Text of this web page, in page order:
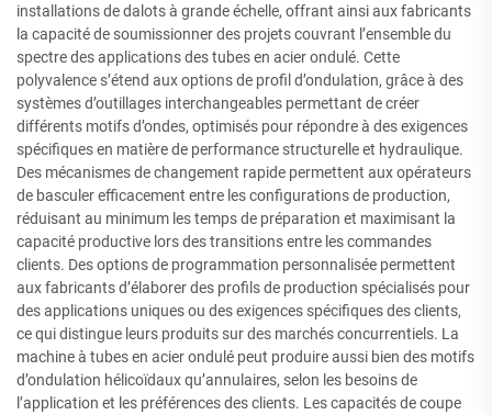
installations de dalots à grande échelle, offrant ainsi aux fabricants
la capacité de soumissionner des projets couvrant l’ensemble du
spectre des applications des tubes en acier ondulé. Cette
polyvalence s’étend aux options de profil d’ondulation, grâce à des
systèmes d’outillages interchangeables permettant de créer
différents motifs d’ondes, optimisés pour répondre à des exigences
spécifiques en matière de performance structurelle et hydraulique.
Des mécanismes de changement rapide permettent aux opérateurs
de basculer efficacement entre les configurations de production,
réduisant au minimum les temps de préparation et maximisant la
capacité productive lors des transitions entre les commandes
clients. Des options de programmation personnalisée permettent
aux fabricants d’élaborer des profils de production spécialisés pour
des applications uniques ou des exigences spécifiques des clients,
ce qui distingue leurs produits sur des marchés concurrentiels. La
machine à tubes en acier ondulé peut produire aussi bien des motifs
d’ondulation hélicoïdaux qu’annulaires, selon les besoins de
l’application et les préférences des clients. Les capacités de coupe